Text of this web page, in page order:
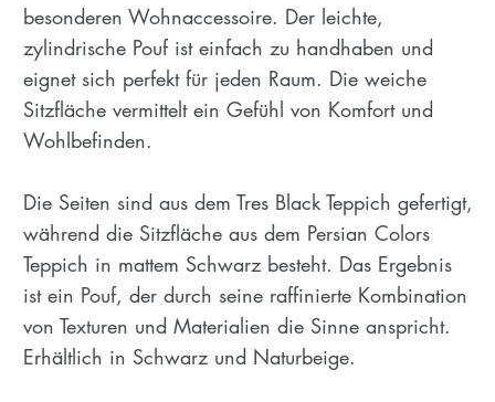
besonderen Wohnaccessoire. Der leichte,
zylindrische Pouf ist einfach zu handhaben und
eignet sich perfekt für jeden Raum. Die weiche
Sitzfläche vermittelt ein Gefühl von Komfort und
Wohlbefinden.
Die Seiten sind aus dem Tres Black Teppich gefertigt,
während die Sitzfläche aus dem Persian Colors
Teppich in mattem Schwarz besteht. Das Ergebnis
ist ein Pouf, der durch seine raffinierte Kombination
von Texturen und Materialien die Sinne anspricht.
Erhältlich in Schwarz und Naturbeige.